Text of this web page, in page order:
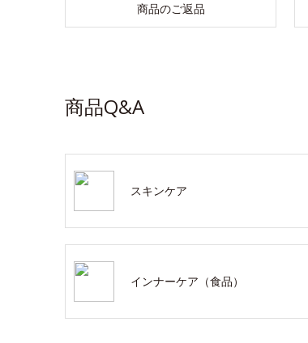
商品のご返品
商品Q&A
スキンケア
インナーケア（食品）